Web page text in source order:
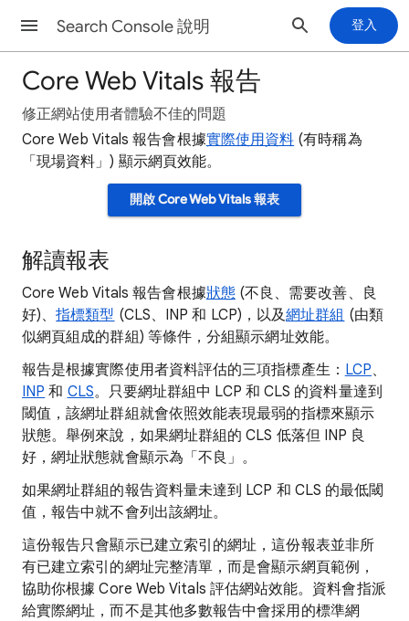
Search Console 說明 登入
Core Web Vitals 報告
修正網站使用者體驗不佳的問題
Core Web Vitals 報告會根據實際使用資料 (有時稱為
「現場資料」 ) 顯示網頁效能。
開啟 Core Web Vitals 報表
解讀報表
Core Web Vitals 報告會根據狀態(不良、需要改善、良
好)、指標類型 (CLS、INP 和 LCP)，以及網址群組 (由類
似網頁組成的群組) 等條件，分組顯示網址效能。
報告是根據實際使用者資料評估的三項指標產生： LCP、
INP 和 CLS。只要網址群組中 LCP 和 CLS 的資料量達到
閾值，該網址群組就會依照效能表現最弱的指標來顯示
狀態。舉例來說，如果網址群組的 CLS 低落但 INP 良
好，網址狀態就會顯示為「不良」。
如果網址群組的報告資料量未達到 LCP 和 CLS 的最低閾
值，報告中就不會列出該網址。
這份報告只會顯示已建立索引的網址，這份報表並非所
有已建立索引的網址完整清單，而是會顯示網頁範例，
協助你根據 Core Web Vitals 評估網站效能。資料會指派
給實際網址，而不是其他多數報告中會採用的標準網